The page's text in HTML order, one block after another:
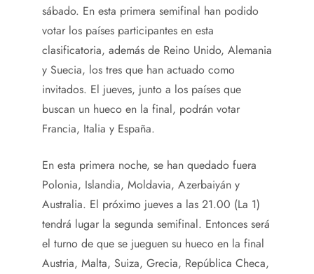
sábado. En esta primera semifinal han podido
votar los países participantes en esta
clasificatoria, además de Reino Unido, Alemania
y Suecia, los tres que han actuado como
invitados. El jueves, junto a los países que
buscan un hueco en la final, podrán votar
Francia, Italia y España.
En esta primera noche, se han quedado fuera
Polonia, Islandia, Moldavia, Azerbaiyán y
Australia. El próximo jueves a las 21.00 (La 1)
tendrá lugar la segunda semifinal. Entonces será
el turno de que se jueguen su hueco en la final
Austria, Malta, Suiza, Grecia, República Checa,